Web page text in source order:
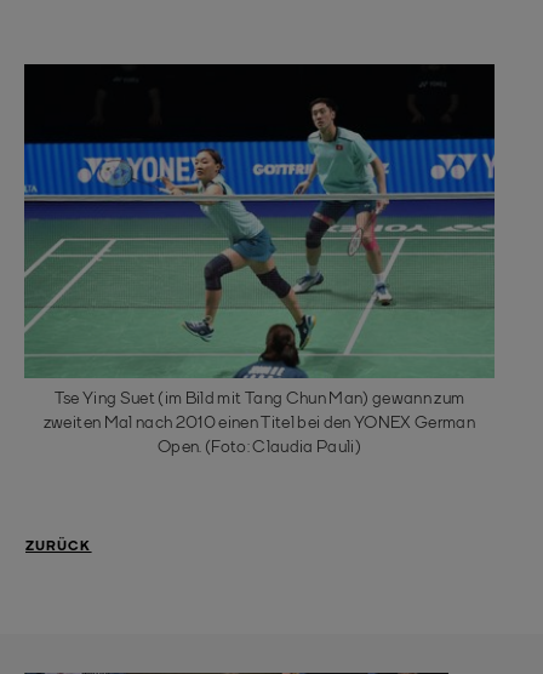
Tse Ying Suet (im Bild mit Tang Chun Man) gewann zum
zweiten Mal nach 2010 einen Titel bei den YONEX German
Open. (Foto: Claudia Pauli)
ZURÜCK